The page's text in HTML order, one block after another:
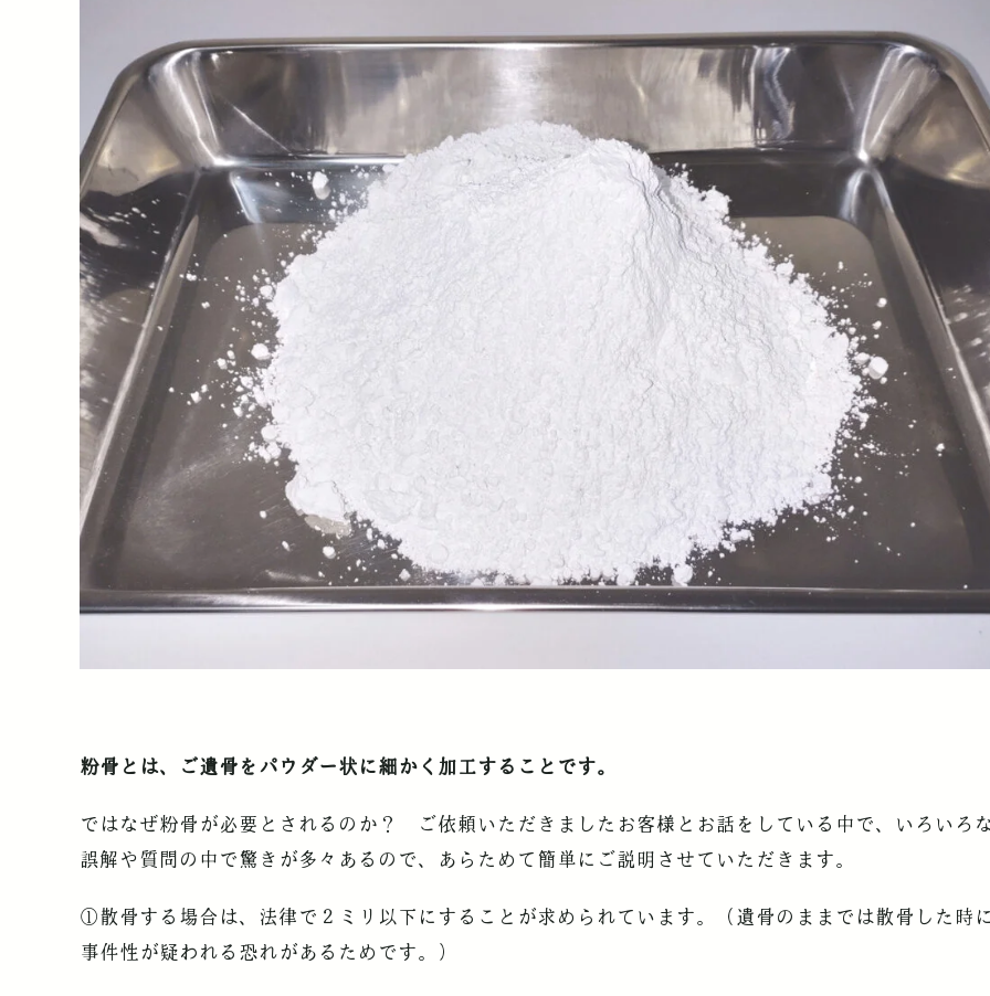
粉骨とは、ご遺骨をパウダー状に細かく加工することです。
ではなぜ粉骨が必要とされるのか？ ご依頼いただきましたお客様とお話をしている中で、いろいろ
誤解や質問の中で驚きが多々あるので、あらためて簡単にご説明させていただきます。
①散骨する場合は、法律で２ミリ以下にすることが求められています。（遺骨のままでは散骨した時
事件性が疑われる恐れがあるためです。）